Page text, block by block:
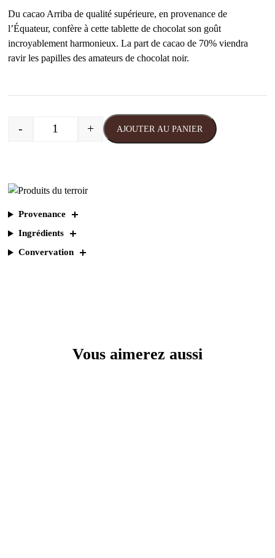
Du cacao Arriba de qualité supérieure, en provenance de
l’Équateur, confère à cette tablette de chocolat son goût
incroyablement harmonieux. La part de cacao de 70% viendra
ravir les papilles des amateurs de chocolat noir.
quantité de Munz chocolat noir 70% 100g
- + AJOUTER AU PANIER
Provenance
Ingrédients
Convervation
Vous aimerez aussi